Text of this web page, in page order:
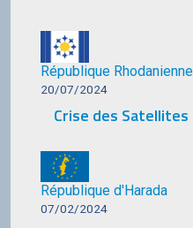
République Rhodanienne
20/07/2024
Crise des Satellites
République d'Harada
07/02/2024